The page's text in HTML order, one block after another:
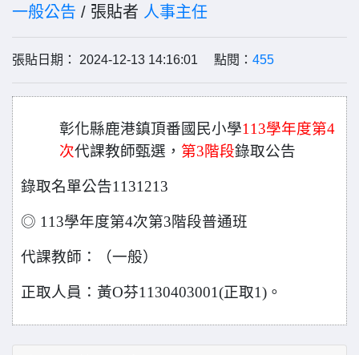
一般公告 / 張貼者 人事主任
張貼日期： 2024-12-13 14:16:01 點閱： 455
彰化縣鹿港鎮頂番國民小學113學年度第4
次代課教師甄選， 第3階段錄取公告
錄取名單公告1131213
◎ 11 3學年度第4次第3階段普通班
代課教師： （一般）
正取人員：黃O芬11 30403001(正取1) 。